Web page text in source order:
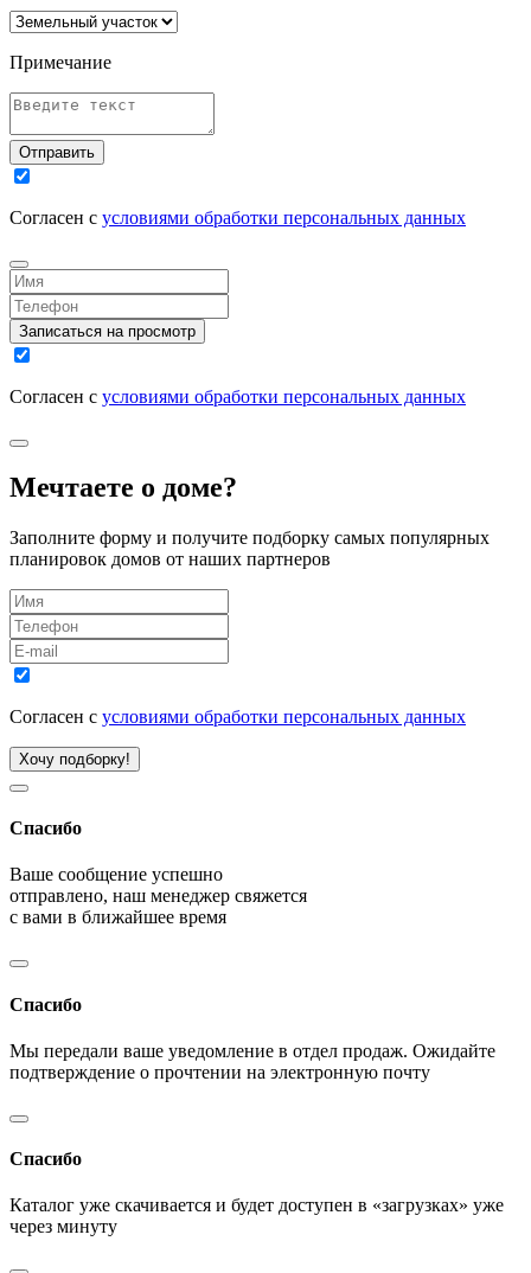
Примечание
Отправить
Согласен с условиями обработки персональных данных
Записаться на просмотр
Согласен с условиями обработки персональных данных
Мечтаете о доме?
Заполните форму и получите подборку самых популярных
планировок домов от наших партнеров
Согласен с условиями обработки персональных данных
Хочу подборку!
Спасибо
Ваше сообщение успешно
отправлено, наш менеджер свяжется
с вами в ближайшее время
Спасибо
Мы передали ваше уведомление в отдел продаж. Ожидайте
подтверждение о прочтении на электронную почту
Спасибо
Каталог уже скачивается и будет доступен в «загрузках» уже
через минуту